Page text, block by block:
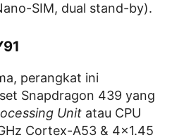
SIM, dual stand-by).
perangkat ini
Snapdragon 439 yang
Unit atau CPU
Cortex-A53 & 4×1.45